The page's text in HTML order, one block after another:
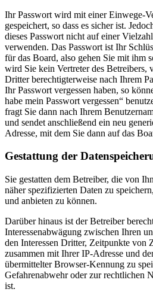
Ihr Passwort wird mit einer Einwege-
gespeichert, so dass es sicher ist.
dieses Passwort nicht auf einer
verwenden. Das Passwort ist Ihr
für das Board, also gehen Sie mit ihm
wird Sie kein Vertreter des
Dritter berechtigterweise nach Ihrem
Ihr Passwort vergessen haben, so
habe mein Passwort vergessen“
fragt Sie dann nach Ihrem
und sendet anschließend ein neu
Adresse, mit dem Sie dann auf das
Gestattung der
Sie gestatten dem Betreiber, die von
näher spezifizierten Daten zu
und anbieten zu können.
Darüber hinaus ist der Betreiber
Interessenabwägung zwischen Ihren
den Interessen Dritter, Zeitpunkte von
zusammen mit Ihrer IP-Adresse und
übermittelter Browser-Kennung zu
Gefahrenabwehr oder zur rechtlichen
ist.